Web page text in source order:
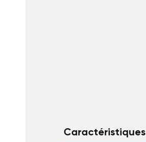
Caractéristiques